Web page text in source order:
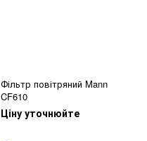
Фільтр повітряний Mann
CF610
Ціну уточнюйте